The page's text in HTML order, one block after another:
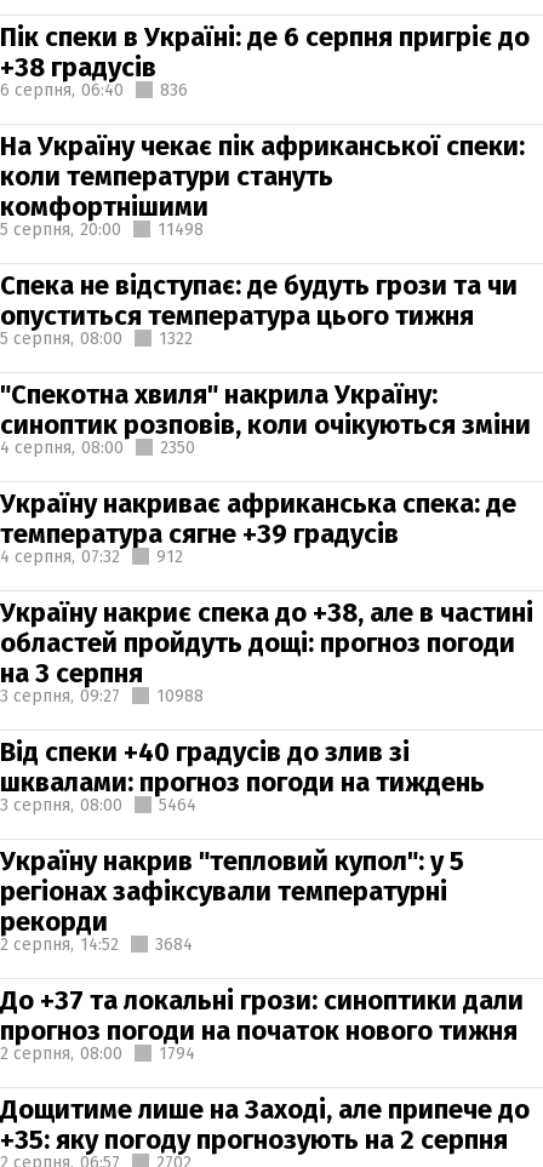
Пік спеки в Україні: де 6 серпня пригріє до
+38 градусів
6 серпня, 06:40 836
На Україну чекає пік африканської спеки:
коли температури стануть
комфортнішими
5 серпня, 20:00 11498
Спека не відступає: де будуть грози та чи
опуститься температура цього тижня
5 серпня, 08:00 1322
"Спекотна хвиля" накрила Україну:
синоптик розповів, коли очікуються зміни
4 серпня, 08:00 2350
Україну накриває африканська спека: де
температура сягне +39 градусів
4 серпня, 07:32 912
Україну накриє спека до +38, але в частині
областей пройдуть дощі: прогноз погоди
на 3 серпня
3 серпня, 09:27 10988
Від спеки +40 градусів до злив зі
шквалами: прогноз погоди на тиждень
3 серпня, 08:00 5464
Україну накрив "тепловий купол": у 5
регіонах зафіксували температурні
рекорди
2 серпня, 14:52 3684
До +37 та локальні грози: синоптики дали
прогноз погоди на початок нового тижня
2 серпня, 08:00 1794
Дощитиме лише на Заході, але припече до
+35: яку погоду прогнозують на 2 серпня
2 серпня, 06:57 2702